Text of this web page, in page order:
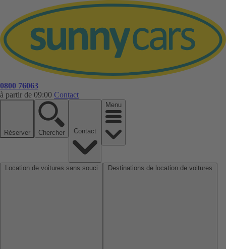
0800 76063
à partir de 09:00 Contact
Réserver Chercher
Menu